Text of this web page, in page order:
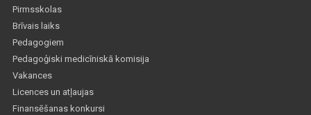
Pirmsskolas
Brīvais laiks
Pedagogiem
Pedagoģiski medicīniskā komisija
Vakances
Licences un atļaujas
Finansēšanas konkursi